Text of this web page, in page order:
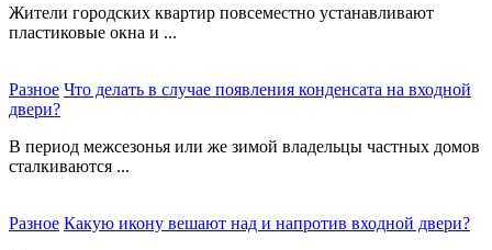
Жители городских квартир повсеместно устанавливают
пластиковые окна и ...
Разное Что делать в случае появления конденсата на входной
двери?
В период межсезонья или же зимой владельцы частных домов
сталкиваются ...
Разное Какую икону вешают над и напротив входной двери?